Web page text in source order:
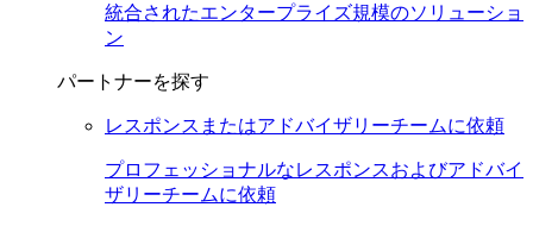
統合されたエンタープライズ規模のソリューショ
ン
パートナーを探す
レスポンスまたはアドバイザリーチームに依頼
プロフェッショナルなレスポンスおよびアドバイ
ザリーチームに依頼